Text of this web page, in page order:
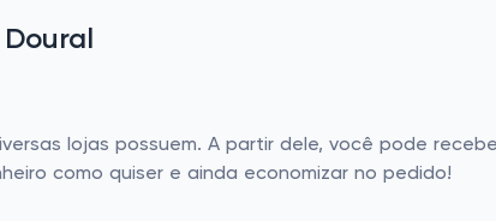
lojas possuem. A partir dele, você pode
como quiser e ainda economizar no pedido!